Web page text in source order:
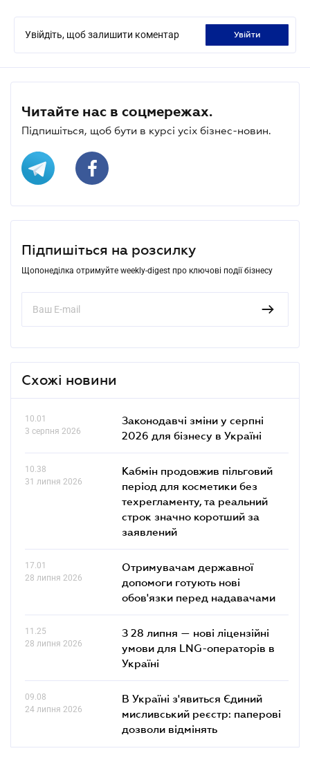
Увійдіть, щоб залишити коментар увійти
Читайте нас в соцмережах.
Підпишіться, щоб бути в курсі усіх бізнес-новин.
Підпишіться на розсилку
Щопонеділка отримуйте weekly-digest про ключові події бізнесу
Схожі новини
10.01
3 серпня 2026
Законодавчі зміни у серпні
2026 для бізнесу в Україні
10.38
31 липня 2026
Кабмін продовжив пільговий
період для косметики без
техрегламенту, та реальний
строк значно коротший за
заявлений
17.01
28 липня 2026
Отримувачам державної
допомоги готують нові
обов'язки перед надавачами
11.25
28 липня 2026
З 28 липня — нові ліцензійні
умови для LNG-операторів в
Україні
09.08
24 липня 2026
В Україні з'явиться Єдиний
мисливський реєстр: паперові
дозволи відмінять